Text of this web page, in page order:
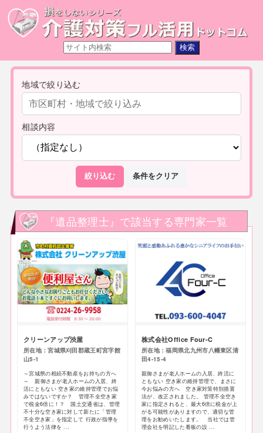
地域で絞り込む
相談内容
絞り込む 条件をクリア
『遺品整理士』で該当する専門家一覧
クリーンアップ渋屋
所在地：宮城県刈田郡蔵王町宮字館
山5-1
～宮城県の相続不動産をお持ちの方へ
～ 親御さまが老人ホームの入居、終
活にともない 空き家の維持管理でお悩
みではないですか？ 管理不全空き家
で税金6倍に！？ 国土交通省は、管理
不十分な空き家に対して新たに「管理
不全空き家」を指定して 行政が指導を
行うよう法律を ...
株式会社Office Four-C
所在地：福岡県北九州市八幡東区清
田4-15-4
親御さまが老人ホームの入居、終活に
ともない 空き家の維持管理で、まさに
今お悩みの方へ 空き家対策特別措置
法が、改正されました。 管理不全空き
家に指定されると、最大6倍に税金が上
がる可能性がありますので、適切な管
理をお勧めいたします。 当社では管
理会社を明記した看板の設 ...